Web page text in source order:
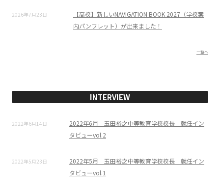
2026年7月23日
【高校】新しいNAVIGATION BOOK 2027（学校案
内パンフレット）が出来ました！
一覧へ
INTERVIEW
2022年6月14日
2022年6月 玉田裕之中等教育学校校長 就任イン
タビューvol.2
2022年5月23日
2022年5月 玉田裕之中等教育学校校長 就任イン
タビューvol.1